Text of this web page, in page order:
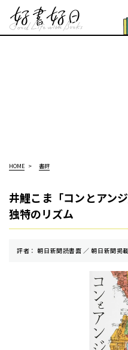
HOME 書評
井鯉こま「コンとアン
独特のリズム
評者： 朝日新聞読書面 ／ 朝⽇新聞掲